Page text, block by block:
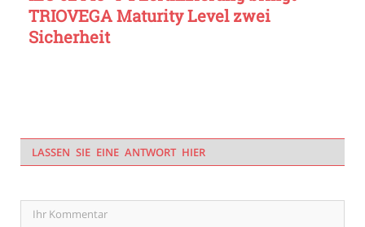
TRIOVEGA Maturity Level zwei
Sicherheit
LASSEN SIE EINE ANTWORT HIER